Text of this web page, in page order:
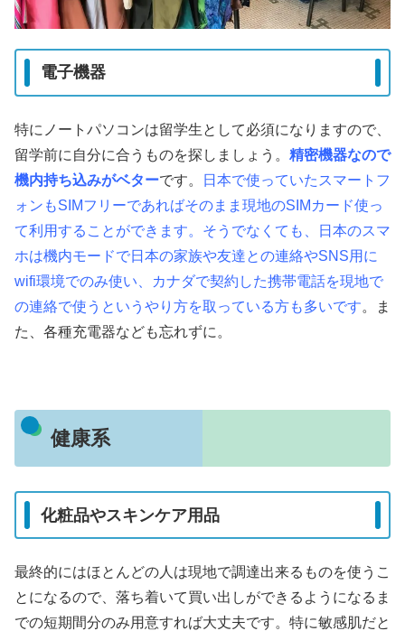
電子機器
特にノートパソコンは留学生として必須になりますので、
留学前に自分に合うものを探しましょう。 精密機器なので
機内持ち込みがベターです。
日本で使っていたスマートフ
ォンもSIMフリーであればそのまま現地のSIMカード使っ
て利用することができます。そうでなくても、日本のスマ
ホは機内モードで日本の家族や友達との連絡やSNS用に
wifi環境でのみ使い、カナダで契約した携帯電話を現地で
の連絡で使うというやり方を取っている方も多いです。ま
た、各種充電器なども忘れずに。
健康系
化粧品やスキンケア用品
最終的にはほとんどの人は現地で調達出来るものを使うこ
とになるので、落ち着いて買い出しができるようになるま
での短期間分のみ用意すれば大丈夫です。特に敏感肌だと